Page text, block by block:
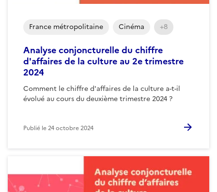
Analyse conjoncturelle du chiffre
d'affaires de la culture au 2e trimestre
2024
Comment le chiffre d'affaires de la culture a-t-il
évolué au cours du deuxième trimestre 2024 ?
France métropolitaine Cinéma +8
Publié le24 octobre 2024